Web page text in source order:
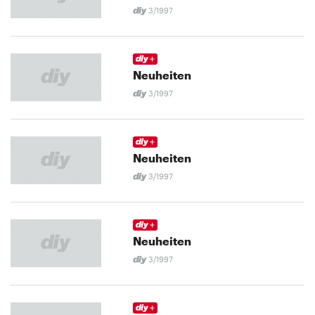
3/1997
Neuheiten
3/1997
Neuheiten
3/1997
Neuheiten
3/1997